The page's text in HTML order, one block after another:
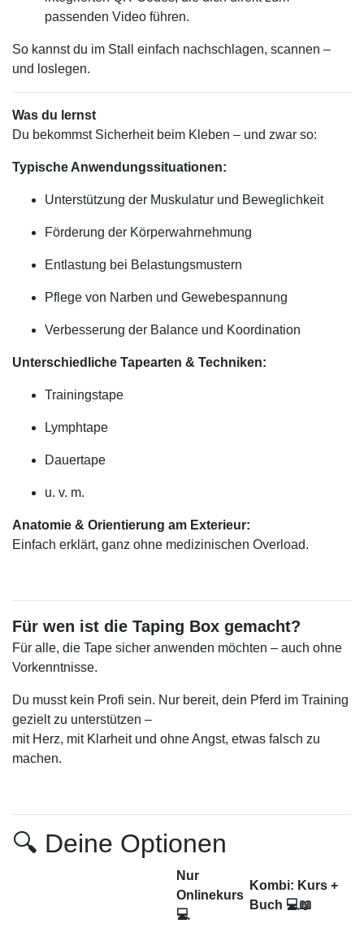
passenden Video führen.
So kannst du im Stall einfach nachschlagen, scannen –
und loslegen.
Was du lernst
Du bekommst Sicherheit beim Kleben – und zwar so:
Typische Anwendungssituationen:
Unterstützung der Muskulatur und Beweglichkeit
Förderung der Körperwahrnehmung
Entlastung bei Belastungsmustern
Pflege von Narben und Gewebespannung
Verbesserung der Balance und Koordination
Unterschiedliche Tapearten & Techniken:
Trainingstape
Lymphtape
Dauertape
u. v. m.
Anatomie & Orientierung am Exterieur:
Einfach erklärt, ganz ohne medizinischen Overload.
Für wen ist die Taping Box gemacht?
Für alle, die Tape sicher anwenden möchten – auch ohne
Vorkenntnisse.
Du musst kein Profi sein. Nur bereit, dein Pferd im Training
gezielt zu unterstützen –
mit Herz, mit Klarheit und ohne Angst, etwas falsch zu
machen.
🔍 Deine Optionen
Nur
Onlinekurs
💻
Kombi: Kurs +
Buch 💻📖